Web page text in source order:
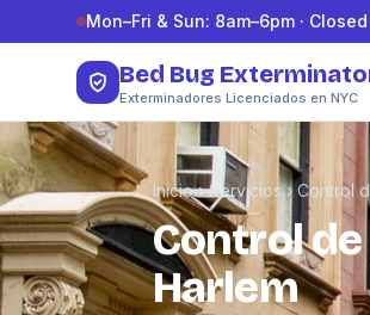
Saltar al contenidoMon–Fri & Sun: 8am–6pm ·
Bed Bug
Exterminadores Licenciados en NYC
Inicio›Servicios›Control
Control de
Harlem